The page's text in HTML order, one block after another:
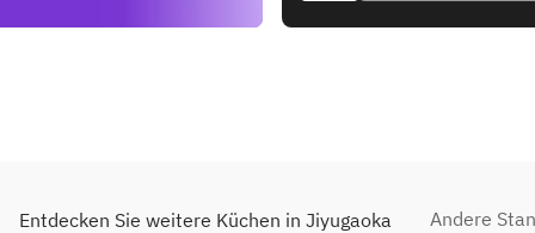
Entdecken Sie weitere Küchen in Jiyugaoka Andere